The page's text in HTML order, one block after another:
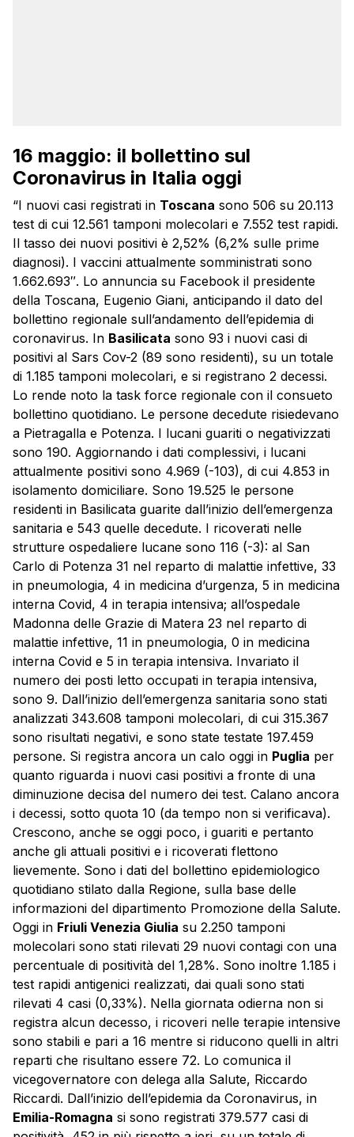
16 maggio: il bollettino sul
Coronavirus in Italia oggi
“I nuovi casi registrati in Toscana sono 506 su 20.113
test di cui 12.561 tamponi molecolari e 7.552 test rapidi.
Il tasso dei nuovi positivi è 2,52% (6,2% sulle prime
diagnosi). I vaccini attualmente somministrati sono
1.662.693″. Lo annuncia su Facebook il presidente
della Toscana, Eugenio Giani, anticipando il dato del
bollettino regionale sull’andamento dell’epidemia di
coronavirus. In Basilicata sono 93 i nuovi casi di
positivi al Sars Cov-2 (89 sono residenti), su un totale
di 1.185 tamponi molecolari, e si registrano 2 decessi.
Lo rende noto la task force regionale con il consueto
bollettino quotidiano. Le persone decedute risiedevano
a Pietragalla e Potenza. I lucani guariti o negativizzati
sono 190. Aggiornando i dati complessivi, i lucani
attualmente positivi sono 4.969 (-103), di cui 4.853 in
isolamento domiciliare. Sono 19.525 le persone
residenti in Basilicata guarite dall’inizio dell’emergenza
sanitaria e 543 quelle decedute. I ricoverati nelle
strutture ospedaliere lucane sono 116 (-3): al San
Carlo di Potenza 31 nel reparto di malattie infettive, 33
in pneumologia, 4 in medicina d’urgenza, 5 in medicina
interna Covid, 4 in terapia intensiva; all’ospedale
Madonna delle Grazie di Matera 23 nel reparto di
malattie infettive, 11 in pneumologia, 0 in medicina
interna Covid e 5 in terapia intensiva. Invariato il
numero dei posti letto occupati in terapia intensiva,
sono 9. Dall’inizio dell’emergenza sanitaria sono stati
analizzati 343.608 tamponi molecolari, di cui 315.367
sono risultati negativi, e sono state testate 197.459
persone. Si registra ancora un calo oggi in Puglia per
quanto riguarda i nuovi casi positivi a fronte di una
diminuzione decisa del numero dei test. Calano ancora
i decessi, sotto quota 10 (da tempo non si verificava).
Crescono, anche se oggi poco, i guariti e pertanto
anche gli attuali positivi e i ricoverati flettono
lievemente. Sono i dati del bollettino epidemiologico
quotidiano stilato dalla Regione, sulla base delle
informazioni del dipartimento Promozione della Salute.
Oggi in Friuli Venezia Giulia su 2.250 tamponi
molecolari sono stati rilevati 29 nuovi contagi con una
percentuale di positività del 1,28%. Sono inoltre 1.185 i
test rapidi antigenici realizzati, dai quali sono stati
rilevati 4 casi (0,33%). Nella giornata odierna non si
registra alcun decesso, i ricoveri nelle terapie intensive
sono stabili e pari a 16 mentre si riducono quelli in altri
reparti che risultano essere 72. Lo comunica il
vicegovernatore con delega alla Salute, Riccardo
Riccardi. Dall’inizio dell’epidemia da Coronavirus, in
Emilia-Romagna si sono registrati 379.577 casi di